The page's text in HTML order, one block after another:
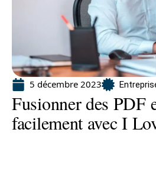
5 décembre 2023
Fusionner des PDF
facilement avec I